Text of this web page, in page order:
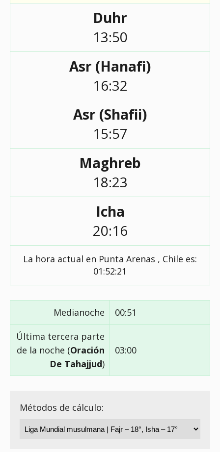
Duhr
13:50
Asr (Hanafi)
16:32
Asr (Shafii)
15:57
Maghreb
18:23
Icha
20:16
La hora actual en Punta Arenas , Chile es:
01:52:22
Medianoche 00:51
Última tercera parte
de la noche (Oración
De Tahajjud)
03:00
Métodos de cálculo: